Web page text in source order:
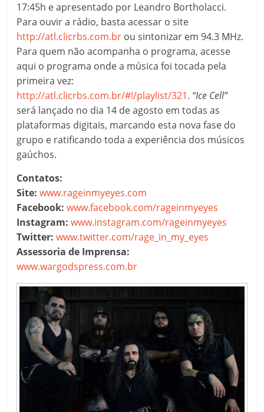
17:45h e apresentado por Leandro Bortholacci.
Para ouvir a rádio, basta acessar o site
http://atl.clicrbs.com.br ou sintonizar em 94.3 MHz.
Para quem não acompanha o programa, acesse
aqui o programa onde a música foi tocada pela
primeira vez:
http://atl.clicrbs.com.br/#!/playlist/321. “Ice Cell”
será lançado no dia 14 de agosto em todas as
plataformas digitais, marcando esta nova fase do
grupo e ratificando toda a experiência dos músicos
gaúchos.
Contatos:
Site:www.rageinmyeyes.com
Facebook:www.facebook.com/rageinmyeyes
Instagram: www.instagram.com/rageinmyeyes
Twitter: www.twitter.com/rage_in_my_eyes
Assessoria de Imprensa:
www.wargodspress.com.br